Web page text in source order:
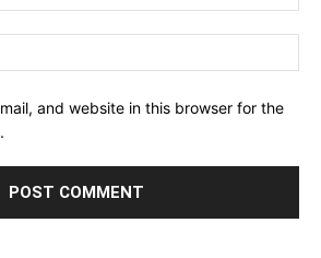
and website in this browser for the